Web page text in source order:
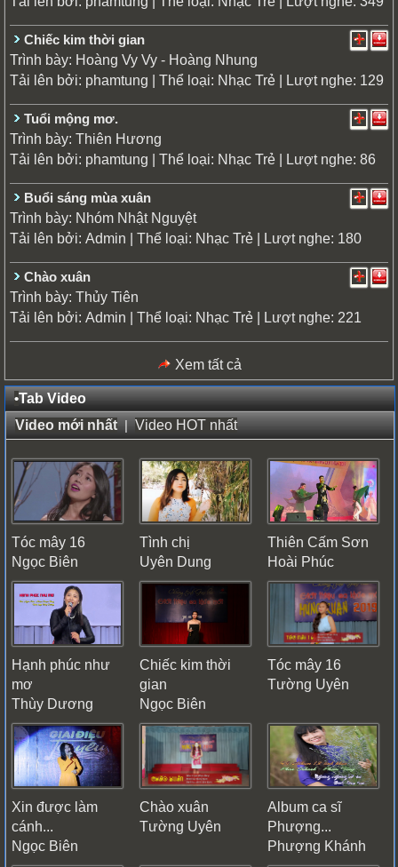
Chiếc kim thời gian
Trình bày: Hoàng Vy Vy - Hoàng Nhung
Tải lên bởi: phamtung | Thể loại: Nhạc Trẻ | Lượt nghe: 129
Tuổi mộng mơ.
Trình bày: Thiên Hương
Tải lên bởi: phamtung | Thể loại: Nhạc Trẻ | Lượt nghe: 86
Buổi sáng mùa xuân
Trình bày: Nhóm Nhật Nguyệt
Tải lên bởi: Admin | Thể loại: Nhạc Trẻ | Lượt nghe: 180
Chào xuân
Trình bày: Thủy Tiên
Tải lên bởi: Admin | Thể loại: Nhạc Trẻ | Lượt nghe: 221
Xem tất cả
•Tab Video
Video mới nhất|Video HOT nhất
Tóc mây 16
Ngọc Biên
Tình chị
Uyên Dung
Thiên Cấm Sơn
Hoài Phúc
Hạnh phúc như
mơ
Thùy Dương
Chiếc kim thời
gian
Ngọc Biên
Tóc mây 16
Tường Uyên
Xin được làm
cánh...
Ngọc Biên
Chào xuân
Tường Uyên
Album ca sĩ
Phượng...
Phượng Khánh